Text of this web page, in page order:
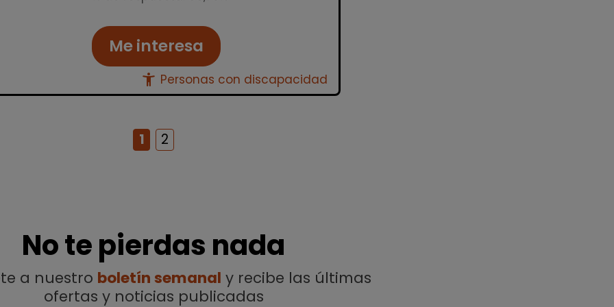
Me interesa
accessibility_new Personas con discapacidad
1 2
No te pierdas nada
a nuestro boletín semanal y recibe las últimas
ofertas y noticias publicadas